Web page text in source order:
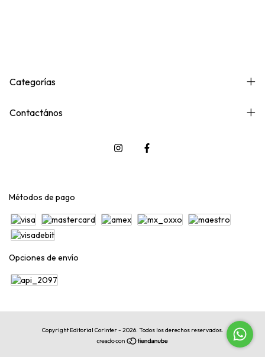
Categorías
Contactános
Métodos de pago
Opciones de envío
Copyright Editorial Corinter - 2026. Todos los derechos reservados.